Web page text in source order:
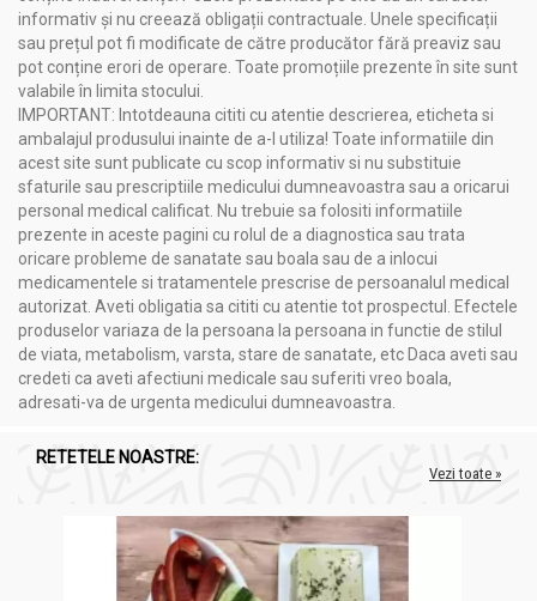
informativ și nu creează obligații contractuale. Unele specificații
sau prețul pot fi modificate de către producător fără preaviz sau
pot conține erori de operare. Toate promoțiile prezente în site sunt
valabile în limita stocului.
IMPORTANT: Intotdeauna cititi cu atentie descrierea, eticheta si
ambalajul produsului inainte de a-l utiliza! Toate informatiile din
acest site sunt publicate cu scop informativ si nu substituie
sfaturile sau prescriptiile medicului dumneavoastra sau a oricarui
personal medical calificat. Nu trebuie sa folositi informatiile
prezente in aceste pagini cu rolul de a diagnostica sau trata
oricare probleme de sanatate sau boala sau de a inlocui
medicamentele si tratamentele prescrise de persoanalul medical
autorizat. Aveti obligatia sa cititi cu atentie tot prospectul. Efectele
produselor variaza de la persoana la persoana in functie de stilul
de viata, metabolism, varsta, stare de sanatate, etc Daca aveti sau
credeti ca aveti afectiuni medicale sau suferiti vreo boala,
adresati-va de urgenta medicului dumneavoastra.
RETETELE NOASTRE:
Vezi toate »